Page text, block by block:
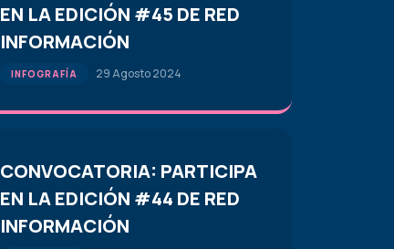
EN LA EDICIÓN #45 DE RED
INFORMACIÓN
INFOGRAFÍA 29 Agosto 2024
CONVOCATORIA: PARTICIPA
EN LA EDICIÓN #44 DE RED
INFORMACIÓN